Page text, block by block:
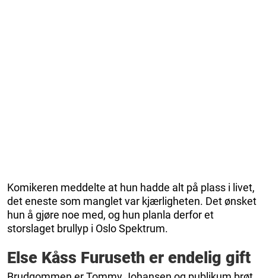
Komikeren meddelte at hun hadde alt på plass i livet,
det eneste som manglet var kjærligheten. Det ønsket
hun å gjøre noe med, og hun planla derfor et
storslaget brullyp i Oslo Spektrum.
Else Kåss Furuseth er endelig gift